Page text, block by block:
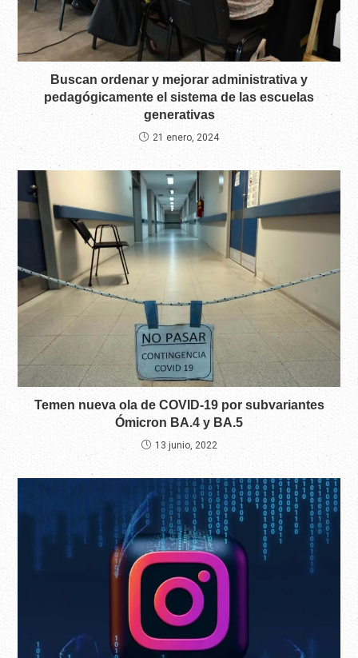
Buscan ordenar y mejorar administrativa y
pedagógicamente el sistema de las escuelas
generativas
21 enero, 2024
Temen nueva ola de COVID-19 por subvariantes
Ómicron BA.4 y BA.5
13 junio, 2022